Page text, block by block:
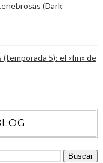
(Dark
5): el «fin» de